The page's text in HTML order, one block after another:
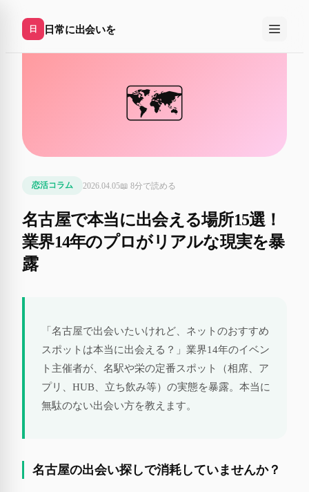
日 日常に出会いを
🗺️
恋活コラム 2026.04.05📖 8分で読める
名古屋で本当に出会える場所15選！
業界14年のプロがリアルな現実を暴
露
「名古屋で出会いたいけれど、ネットのおすすめ
スポットは本当に出会える？」業界14年のイベン
ト主催者が、名駅や栄の定番スポット（相席、ア
プリ、HUB、立ち飲み等）の実態を暴露。本当に
無駄のない出会い方を教えます。
名古屋の出会い探しで消耗していませんか？